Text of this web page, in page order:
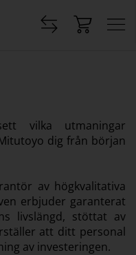
vilka utmaningar
dig från början
av högkvalitativa
erbjuder garanterat
livslängd, stöttat av
att ditt personal
av investeringen.